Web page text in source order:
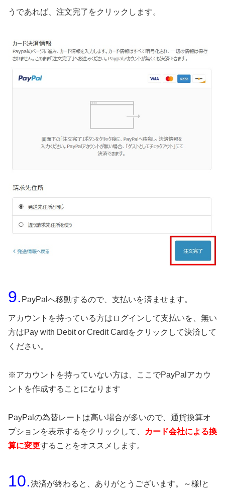
うであれば、注文完了をクリックします。
9. PayPalへ移動するので、支払いを済ませます。
アカウントを持っている方はログインして支払いを、無い
方はPay with Debit or Credit Cardをクリックして決済して
ください。
※アカウントを持っていない方は、ここでPayPalアカウ
ントを作成することになります
PayPalの為替レートは高い場合が多いので、通貨換算オ
プションを表示するをクリックして、
カード会社による換
算に変更することをオススメします。
10.決済が終わると、ありがとうございます。～様!と